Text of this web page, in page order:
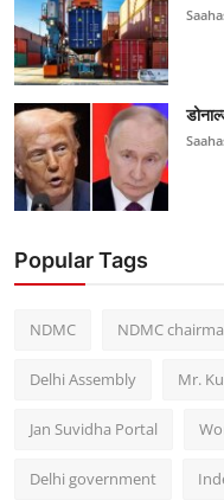
Popular Tags
NDMC NDMC
Delhi Assembly Mr.
Jan Suvidha Portal
Delhi government